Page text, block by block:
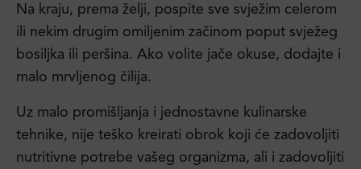
Na kraju, prema želji, pospite sve svježim celerom
ili nekim drugim omiljenim začinom poput svježeg
bosiljka ili peršina. Ako volite jače okuse, dodajte i
malo mrvljenog čilija.
Uz malo promišljanja i jednostavne kulinarske
tehnike, nije teško kreirati obrok koji će zadovoljiti
nutritivne potrebe vašeg organizma, ali i zadovoljiti